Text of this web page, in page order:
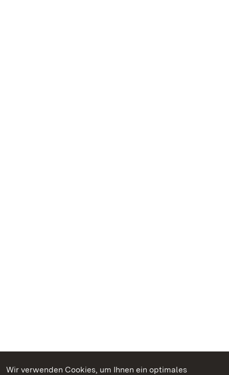
Wir verwenden Cookies, um Ihnen ein optimales